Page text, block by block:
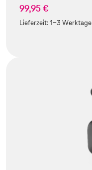
99,95 €
Lieferzeit:1-3 Werktage